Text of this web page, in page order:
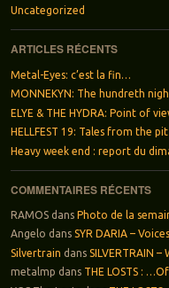
Uncategorized
ARTICLES RÉCENTS
Metal-Eyes: c’est la fin…
MONNEKYN: The hundreth
ELYE & THE HYDRA: Point of
HELLFEST 19: Tales from the
Heavy week end : report du
COMMENTAIRES RÉCENTS
RAMOSdans Photo de la
Angelo dans SYR DARIA – Voices
Silvertrain dans SILVERTRAIN
metalmp dans THE LOSTS :